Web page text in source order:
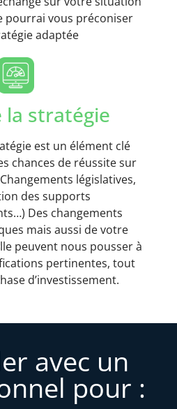
pourrai vous préconiser
adaptée
la stratégie
est un élément clé
chances de réussite sur
législatives,
des supports
Des changements
mais aussi de votre
peuvent nous pousser à
pertinentes, tout
d’investissement.
avec un
pour :